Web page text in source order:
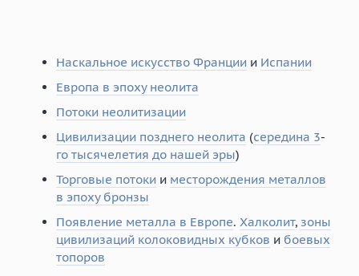
Наскальное искусство Франции и Испании
Европа в эпоху неолита
Потоки неолитизации
Цивилизации позднего неолита (середина 3-
го тысячелетия до нашей эры)
Торговые потоки и месторождения металлов
в эпоху бронзы
Появление металла в Европе. Халколит, зоны
цивилизаций колоковидных кубков и боевых
топоров